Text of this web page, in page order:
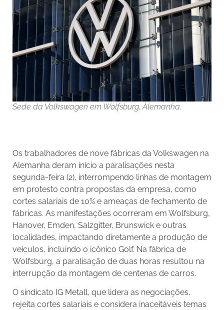
Sede da Volkswagen em Wolfsburg, Alemanha.
Os trabalhadores de nove fábricas da Volkswagen na
Alemanha deram início a paralisações nesta
segunda-feira (2), interrompendo linhas de montagem
em protesto contra propostas da empresa, como
cortes salariais de 10% e ameaças de fechamento de
fábricas. As manifestações ocorreram em Wolfsburg,
Hanover, Emden, Salzgitter, Brunswick e outras
localidades, impactando diretamente a produção de
veículos, incluindo o icônico Golf. Na fábrica de
Wolfsburg, a paralisação de duas horas resultou na
interrupção da montagem de centenas de carros.
O sindicato IG Metall, que lidera as negociações,
rejeita cortes salariais e considera inaceitáveis temas